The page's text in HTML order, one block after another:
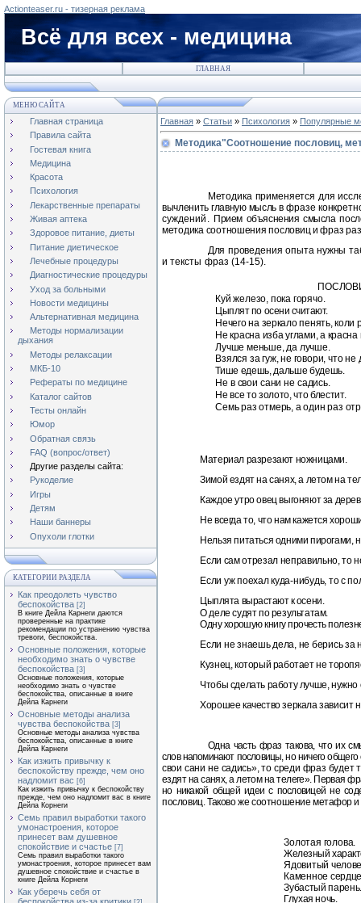
Actionteaser.ru - тизерная реклама
Всё для всех - медицина
ГЛАВНАЯ
МЕНЮ САЙТА
Главная страница
Правила сайта
Гостевая книга
Медицина
Красота
Психология
Лекарственные препараты
Живая аптека
Здоровое питание, диеты
Питание диетическое
Лечебные процедуры
Диагностические процедуры
Уход за больными
Новости медицины
Альтернативная медицина
Методы нормализации
дыхания
Методы релаксации
МКБ-10
Рефераты по медицине
Каталог сайтов
Тесты онлайн
Юмор
Обратная связь
FAQ (вопрос/ответ)
Другие разделы сайта:
Рукоделие
Игры
Детям
Наши баннеры
Опухоли глотки
КАТЕГОРИИ РАЗДЕЛА
Как преодолеть чувство
беспокойства [2]
В книге Дейла Карнеги даются
проверенные на практике
рекомендации по устранению чувства
тревоги, беспокойства.
Основные положения, которые
необходимо знать о чувстве
беспокойства [3]
Основные положения, которые
необходимо знать о чувстве
беспокойства, описанные в книге
Дейла Карнеги
Основные методы анализа
чувства беспокойства [3]
Основные методы анализа чувства
беспокойства, описанные в книге
Дейла Карнеги
Как изжить привычку к
беспокойству прежде, чем оно
надломит вас [6]
Как изжить привычку к беспокойству
прежде, чем оно надломит вас в книге
Дейла Корнеги
Семь правил выработки такого
умонастроения, которое
принесет вам душевное
спокойствие и счастье [7]
Семь правил выработки такого
умонастроения, которое принесет вам
душевное спокойствие и счастье в
книге Дейла Корнеги
Как уберечь себя от
Главная » Статьи » Психология » Популярные
Методика"Соотношение пословиц,
Методика применяется для
вычленить главную мысльв фразе
суждений. Прием объяснения смысла
методика соотношения пословиц и фраз
Для проведения опыта нужны
и тексты фраз (14‑15).
Куй железо, пока горячо.
Цыплят по осени считают.
Нечего на зеркало пенять, коли
Не красна изба углами, а красна
Лучше меньше, да лучше.
Взялся за гуж, не говори, что
Тише едешь, дальше будешь.
Не в свои сани не садись.
Не все то золото, что блестит.
Семь раз отмерь, а один раз
Материал разрезают ножницами.
Зимой ездят на санях, а летом на
Каждое утро овец выгоняют за
Не всегда то, что нам кажется
Нельзя питаться одними пирогами,
Если сам отрезал неправильно, то
Если уж поехал куда-нибудь, то с
Цыплята вырастают к осени.
О деле судят по результатам.
Одну хорошую книгу прочесть
Если не знаешь дела, не берись за
Кузнец, который работает не
Чтобы сделать работу лучше,
Хорошее качество зеркала зависит
Одна часть фраз такова, что их
слов напоминают пословицы,но ничего
свои сани не садись», то среди фраз будет
ездят на санях, а летом на телеге». Первая
но никакой общей идеи с пословицей не
пословиц. Таково же соотношениеметафор и
Золотая голова.
Железный
Ядовитый
Каменное
Зубастый парень.
Глухая ночь.